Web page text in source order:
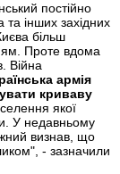
постійно
та інших західних
більш
Проте вдома
Війна
армія
криваву
якої
У недавньому
визнав, що
- зазначили